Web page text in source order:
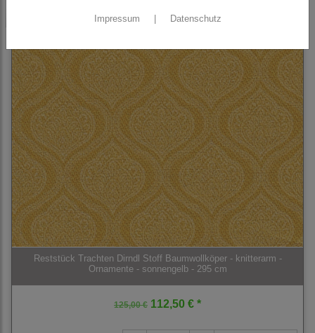
Reststück Trachten Dirndl Stoff Baumwollköper - knitterarm -
Ornamente - sonnengelb - 295 cm
125,00 € 112,50 € *
Impressum Datenschutz